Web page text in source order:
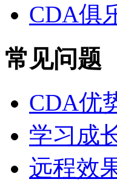
CDA俱
常见问题
CDA优
学习成
远程效